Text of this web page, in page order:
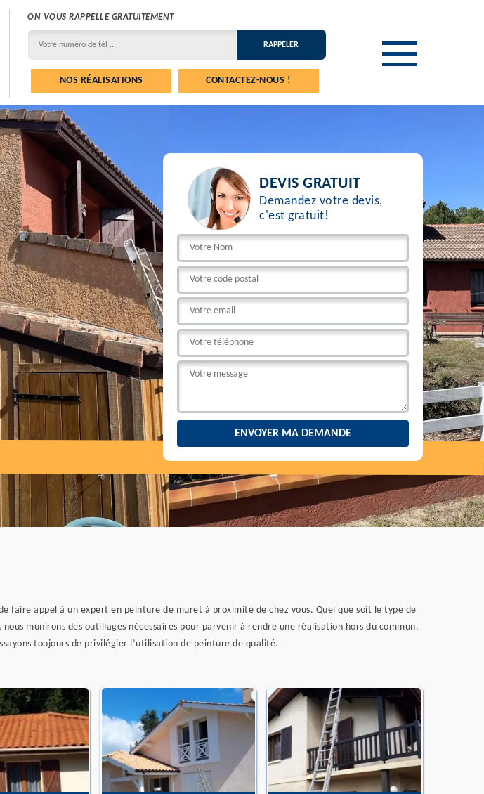
ON VOUS RAPPELLE GRATUITEMENT
NOS RÉALISATIONS CONTACTEZ-NOUS !
DEVIS GRATUIT
Demandez votre devis,
c'est gratuit!
faire appel à un expert en peinture de muret à proximité de chez vous. Quel que soit le type de
munirons des outillages nécessaires pour parvenir à rendre une réalisation hors du commun.
toujours de privilégier l’utilisation de peinture de qualité.